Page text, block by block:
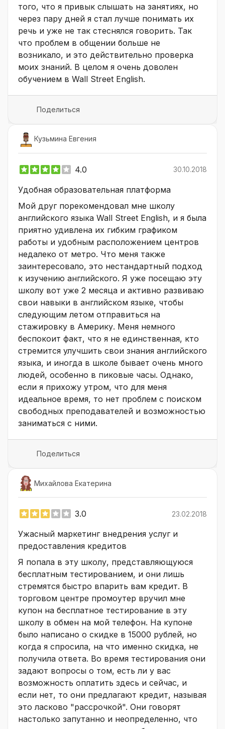
того, что я привык слышать на занятиях, но
через пару дней я стал лучше понимать их
речь и уже не так стеснялся говорить. Так
что проблем в общении больше не
возникало, и это действительно проверка
моих знаний. В целом я очень доволен
обучением в Wall Street English.
Поделиться
Кузьмина Евгения
4.0 30.10.2018
Удобная образовательная платформа
Мой друг порекомендовал мне школу
английского языка Wall Street English, и я была
приятно удивлена их гибким графиком
работы и удобным расположением центров
недалеко от метро. Что меня также
заинтересовало, это нестандартный подход
к изучению английского. Я уже посещаю эту
школу вот уже 2 месяца и активно развиваю
свои навыки в английском языке, чтобы
следующим летом отправиться на
стажировку в Америку. Меня немного
беспокоит факт, что я не единственная, кто
стремится улучшить свои знания английского
языка, и иногда в школе бывает очень много
людей, особенно в пиковые часы. Однако,
если я прихожу утром, что для меня
идеальное время, то нет проблем с поиском
свободных преподавателей и возможностью
заниматься с ними.
Поделиться
Михайлова Екатерина
3.0 23.02.2018
Ужасный маркетинг внедрения услуг и
предоставления кредитов
Я попала в эту школу, представляющуюся
бесплатным тестированием, и они лишь
стремятся быстро впарить вам кредит. В
торговом центре промоутер вручил мне
купон на бесплатное тестирование в эту
школу в обмен на мой телефон. На купоне
было написано о скидке в 15000 рублей, но
когда я спросила, на что именно скидка, не
получила ответа. Во время тестирования они
задают вопросы о том, есть ли у вас
возможность оплатить здесь и сейчас, и
если нет, то они предлагают кредит, называя
это ласково "рассрочкой". Они говорят
настолько запутанно и неопределенно, что